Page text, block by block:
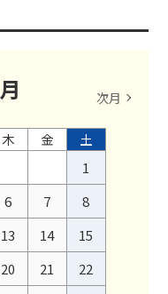
月 次月
木 金
土
1
6 7
8
13 14
15
20 21
22